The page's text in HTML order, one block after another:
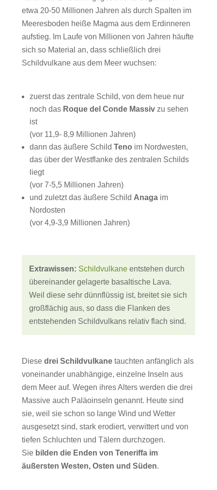
etwa 20-50 Millionen Jahren als durch Spalten im
Meeresboden heiße Magma aus dem Erdinneren
aufstieg. Im Laufe von Millionen von Jahren häufte
sich so Material an, dass schließlich drei
Schildvulkane aus dem Meer wuchsen:
zuerst das zentrale Schild, von dem heue nur
noch das Roque del Conde Massivzu sehen
ist
(vor 11,9- 8,9 Millionen Jahren)
dann das äußere Schild Teno im Nordwesten,
das über der Westflanke des zentralen Schilds
liegt
(vor 7-5,5 Millionen Jahren)
und zuletzt das äußere Schild Anagaim
Nordosten
(vor 4,9-3,9 Millionen Jahren)
Extrawissen: Schildvulkaneentstehen durch
übereinander gelagerte basaltische Lava.
Weil diese sehr dünnflüssig ist, breitet sie sich
großflächig aus, so dass die Flanken des
entstehenden Schildvulkans relativ flach sind.
Diese drei Schildvulkanetauchten anfänglich als
voneinander unabhängige, einzelne Inseln aus
dem Meer auf. Wegen ihres Alters werden die drei
Massive auch Paläoinseln genannt. Heute sind
sie, weil sie schon so lange Wind und Wetter
ausgesetzt sind, stark erodiert, verwittert und von
tiefen Schluchten und Tälern durchzogen.
Sie bilden die Enden von Teneriffa im
äußersten Westen, Osten und Süden.